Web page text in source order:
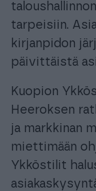
tarpeisiin.
kirjanpidon
päivittäistä
Kuopion
Heeroksen
ja markkinan
miettimään
Ykköstilit